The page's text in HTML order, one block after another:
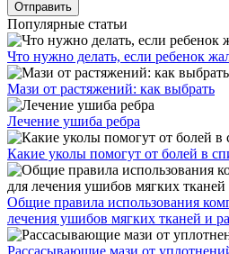
Популярные статьи
Что нужно делать, если ребенок
Мази от растяжений: как выбрать
Лечение ушиба ребра
Какие уколы помогут от болей в
Общие правила использования
лечения ушибов мягких тканей и